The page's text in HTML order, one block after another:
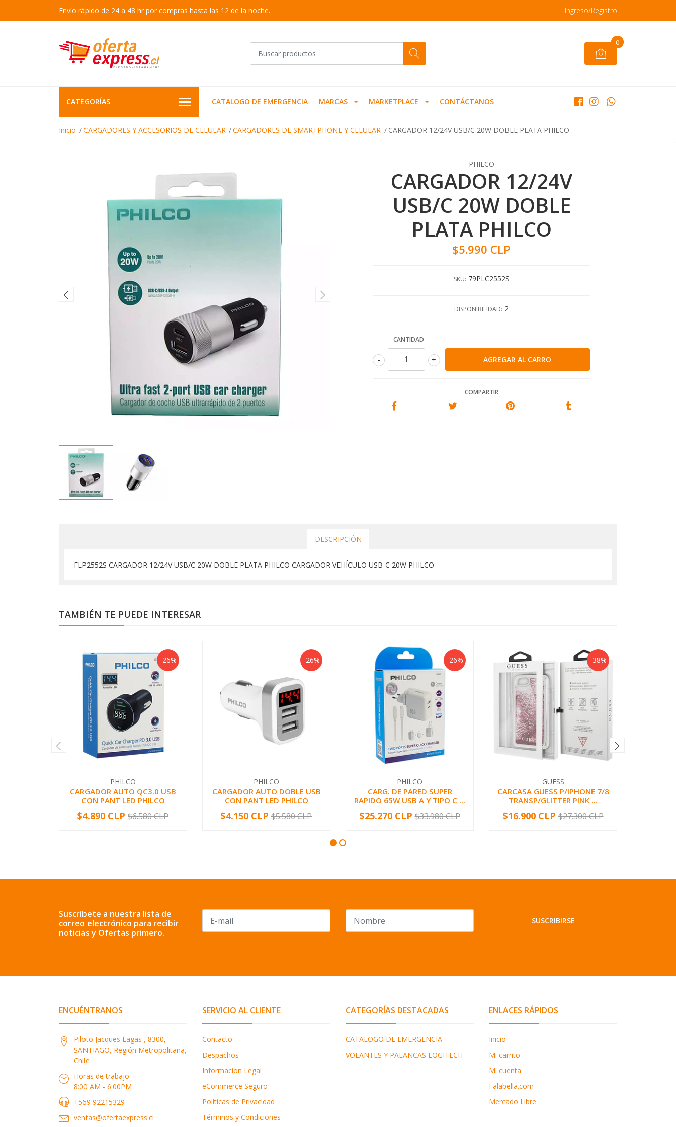
Envío rápido de 24 a 48 hr por compras hasta las 12 de la noche. Ingreso/Registro
0
CATEGORÍAS CATALOGO DE EMERGENCIA MARCAS MARKETPLACE CONTÁCTANOS
Inicio CARGADORES Y ACCESORIOS DE CELULAR CARGADORES DE SMARTPHONE Y CELULAR CARGADOR 12/24V USB/C 20W DOBLE PLATA PHILCO
PHILCO
CARGADOR 12/24V
USB/C 20W DOBLE
PLATA PHILCO
$5.990 CLP
SKU: 79PLC2552S
DISPONIBILIDAD: 2
CANTIDAD
+
-
COMPARTIR
DESCRIPCIÓN
FLP2552S CARGADOR 12/24V USB/C 20W DOBLE PLATA PHILCO CARGADOR VEHÍCULO USB-C 20W PHILCO
TAMBIÉN TE PUEDE INTERESAR
-26%
PHILCO
CARGADOR AUTO QC3.0 USB
CON PANT LED PHILCO
+
$4.890 CLP $6.580 CLP
-26%
PHILCO
CARGADOR AUTO DOBLE USB
CON PANT LED PHILCO
+
$4.150 CLP $5.580 CLP
-26%
PHILCO
CARG. DE PARED SUPER
RAPIDO 65W USB A Y TIPO C ...
+
-$25.270 CLP $33.980 CLP
-38%
GUESS
CARCASA GUESS P/IPHONE 7/8
TRANSP/GLITTER PINK ...
+
-$16.900 CLP $27.300 CLP
Suscríbete a nuestra lista de
correo electrónico para recibir
noticias y Ofertas primero.
SUSCRIBIRSE
ENCUÉNTRANOS
Piloto Jacques Lagas , 8300,
SANTIAGO, Región Metropolitana,
Chile
Horas de trabajo:
8:00 AM - 6:00PM
+569 92215329
ventas@ofertaexpress.cl
SERVICIO AL CLIENTE
Contacto
Despachos
Informacion Legal
eCommerce Seguro
Políticas de Privacidad
Términos y Condiciones
CATEGORÍAS DESTACADAS
CATALOGO DE EMERGENCIA
VOLANTES Y PALANCAS LOGITECH
ENLACES RÁPIDOS
Inicio
Mi carrito
Mi cuenta
Falabella.com
Mercado Libre